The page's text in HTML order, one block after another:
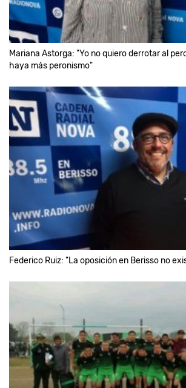
Mariana Astorga: "Yo no quiero derrotar al
haya más peronismo"
Federico Ruiz: "La oposición en Berisso no